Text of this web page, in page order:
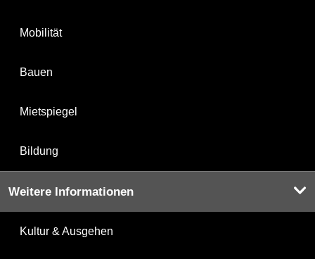
Mobilität
Bauen
Mietspiegel
Bildung
Weitere Informationen
Kultur & Ausgehen